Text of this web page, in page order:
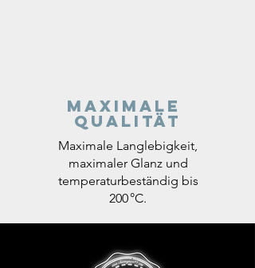
Maximale
Qualität
Maximale Langlebigkeit,
maximaler Glanz und
temperaturbeständig bis
200 °C.